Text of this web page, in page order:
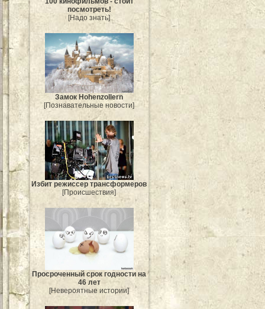
посмотреть!
[Надо знать]
Замок Hohenzollern
[Познавательные новости]
Избит режиссер трансформеров
[Происшествия]
Просроченный срок годности на
46 лет
[Невероятные истории]